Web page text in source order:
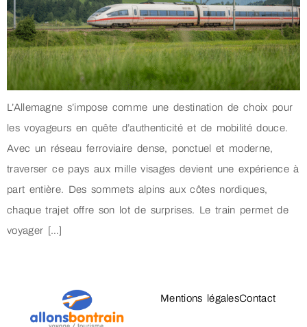
L’Allemagne s’impose comme une destination de choix pour
les voyageurs en quête d’authenticité et de mobilité douce.
Avec un réseau ferroviaire dense, ponctuel et moderne,
traverser ce pays aux mille visages devient une expérience à
part entière. Des sommets alpins aux côtes nordiques,
chaque trajet offre son lot de surprises. Le train permet de
voyager […]
Mentions légalesContact